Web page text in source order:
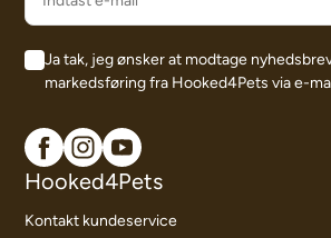
Ja tak, jeg ønsker at modtage
markedsføring fra Hooked4Pets via e-
Hooked4Pets
Kontakt kundeservice